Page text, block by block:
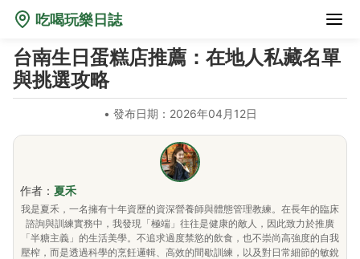
吃喝玩樂日誌
台南生日蛋糕店推薦：在地人私藏名單
與挑選攻略
• 發布日期：2026年04月12日
作者： 夏禾
我是夏禾，一名擁有十年資歷的資深營養師與體態管理教練。在長年的臨床
諮詢與訓練實務中，我發現「極端」往往是健康的敵人，因此致力於推廣
「半糖主義」的生活美學。不追求過度禁慾的飲食，也不崇尚高強度的自我
壓榨，而是透過科學的烹飪邏輯、高效的間歇訓練，以及對日常細節的敏銳